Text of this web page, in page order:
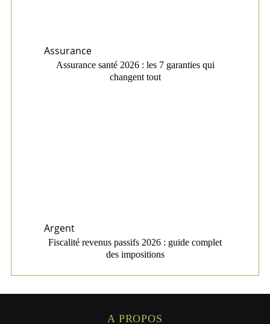
Assurance
Assurance santé 2026 : les 7 garanties qui
changent tout
Argent
Fiscalité revenus passifs 2026 : guide complet
des impositions
A PROPOS